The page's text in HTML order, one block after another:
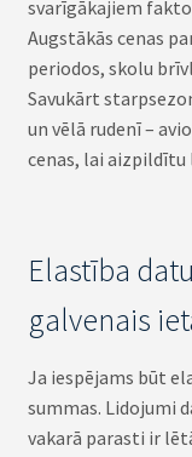
svarīgākajiem
Augstākās cenas
periodos, skolu
Savukārt
un vēlā rudenī –
cenas, lai aizpildītu
Elastība
galvenais
Ja iespējams būt
summas. Lidojumi
vakarā parasti ir